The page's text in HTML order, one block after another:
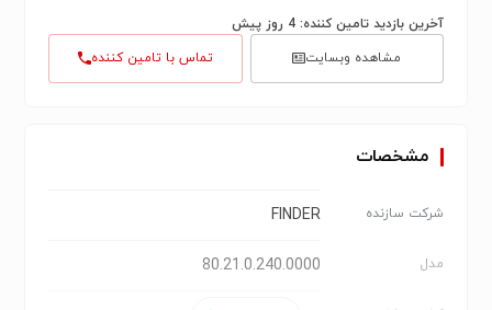
آخرین بازدید تامین کننده: 4 روز پیش
مشاهده وبسایت
تماس با تامین کننده
مشخصات
شرکت سازنده FINDER
مدل 80.21.0.240.0000